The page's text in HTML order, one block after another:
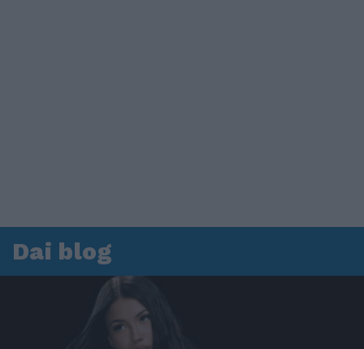
Dai blog